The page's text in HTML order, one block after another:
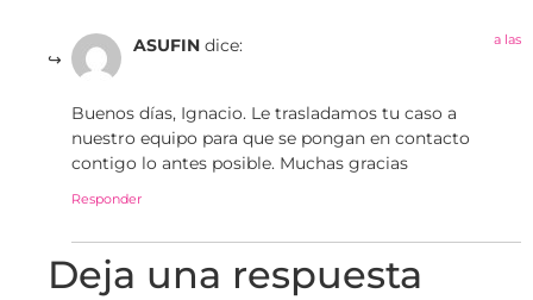
ASUFIN dice: a las
Buenos días, Ignacio. Le trasladamos tu caso a
nuestro equipo para que se pongan en contacto
contigo lo antes posible. Muchas gracias
Responder
Deja una respuesta